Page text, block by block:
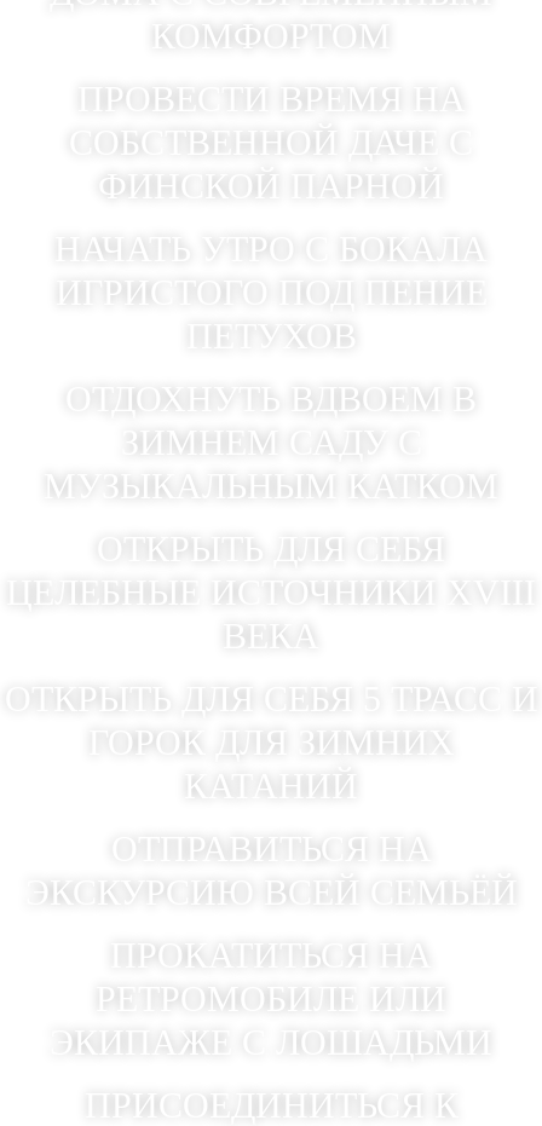
КОМФОРТОМ
ПРОВЕСТИ ВРЕМЯ НА
СОБСТВЕННОЙ ДАЧЕ С
ФИНСКОЙ ПАРНОЙ
НАЧАТЬ УТРО С БОКАЛА
ИГРИСТОГО ПОД ПЕНИЕ
ПЕТУХОВ
ОТДОХНУТЬ ВДВОЕМ В
ЗИМНЕМ САДУ С
МУЗЫКАЛЬНЫМ КАТКОМ
ОТКРЫТЬ ДЛЯ СЕБЯ
ЦЕЛЕБНЫЕ ИСТОЧНИКИ XVIII
ВЕКА
ОТКРЫТЬ ДЛЯ СЕБЯ 5 ТРАСС И
ГОРОК ДЛЯ ЗИМНИХ
КАТАНИЙ
ОТПРАВИТЬСЯ НА
ЭКСКУРСИЮ ВСЕЙ СЕМЬЁЙ
ПРОКАТИТЬСЯ НА
РЕТРОМОБИЛЕ ИЛИ
ЭКИПАЖЕ С ЛОШАДЬМИ
ПРИСОЕДИНИТЬСЯ К